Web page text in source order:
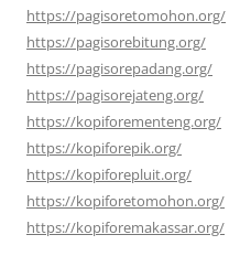
https://pagisoretomohon.org/
https://pagisorebitung.org/
https://pagisorepadang.org/
https://pagisorejateng.org/
https://kopiforementeng.org/
https://kopiforepik.org/
https://kopiforepluit.org/
https://kopiforetomohon.org/
https://kopiforemakassar.org/